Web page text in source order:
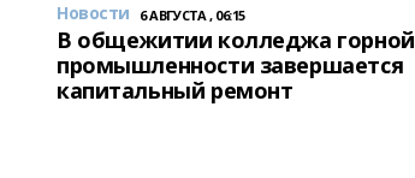
Новости 6 АВГУСТА , 06:15
В общежитии колледжа горной
промышленности завершается
капитальный ремонт